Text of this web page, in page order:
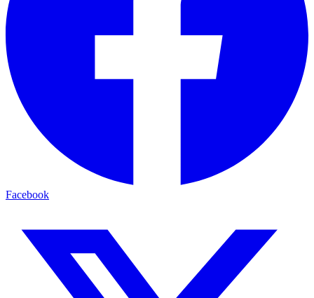
Facebook